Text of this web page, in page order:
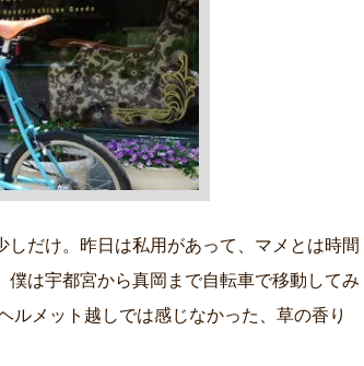
だけ。昨日は私用があって、マメとは時間
は宇都宮から真岡まで自転車で移動してみ
ルメット越しでは感じなかった、草の香り